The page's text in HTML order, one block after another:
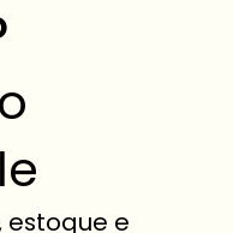
estoque e